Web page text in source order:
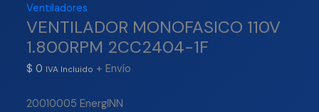
Ventiladores
VENTILADOR MONOFASICO 110V
1.800RPM 2CC2404-1F
$ 0 IVA Incluido + Envío
20010005 EnergINN